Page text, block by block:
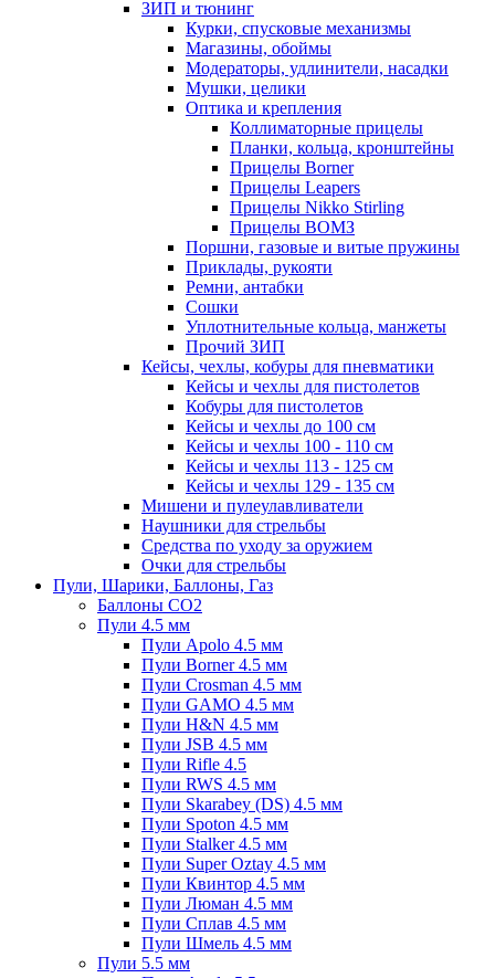
ЗИП и тюнинг
Курки, спусковые механизмы
Магазины, обоймы
Модераторы, удлинители, насадки
Мушки, целики
Оптика и крепления
Коллиматорные прицелы
Планки, кольца, кронштейны
Прицелы Borner
Прицелы Leapers
Прицелы Nikko Stirling
Прицелы ВОМЗ
Поршни, газовые и витые пружины
Приклады, рукояти
Ремни, антабки
Сошки
Уплотнительные кольца, манжеты
Прочий ЗИП
Кейсы, чехлы, кобуры для пневматики
Кейсы и чехлы для пистолетов
Кобуры для пистолетов
Кейсы и чехлы до 100 см
Кейсы и чехлы 100 - 110 см
Кейсы и чехлы 113 - 125 см
Кейсы и чехлы 129 - 135 см
Мишени и пулеулавливатели
Наушники для стрельбы
Средства по уходу за оружием
Очки для стрельбы
Пули, Шарики, Баллоны, Газ
Баллоны CO2
Пули 4.5 мм
Пули Apolo 4.5 мм
Пули Borner 4.5 мм
Пули Crosman 4.5 мм
Пули GAMO 4.5 мм
Пули H&N 4.5 мм
Пули JSB 4.5 мм
Пули Rifle 4.5
Пули RWS 4.5 мм
Пули Skarabey (DS) 4.5 мм
Пули Spoton 4.5 мм
Пули Stalker 4.5 мм
Пули Super Oztay 4.5 мм
Пули Квинтор 4.5 мм
Пули Люман 4.5 мм
Пули Сплав 4.5 мм
Пули Шмель 4.5 мм
Пули 5.5 мм